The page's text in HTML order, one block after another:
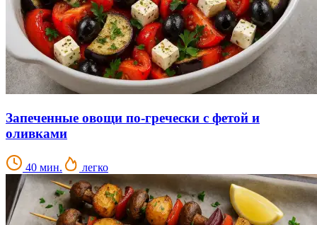
Запеченные овощи по-гречески с фетой и
оливками
40 мин. легко